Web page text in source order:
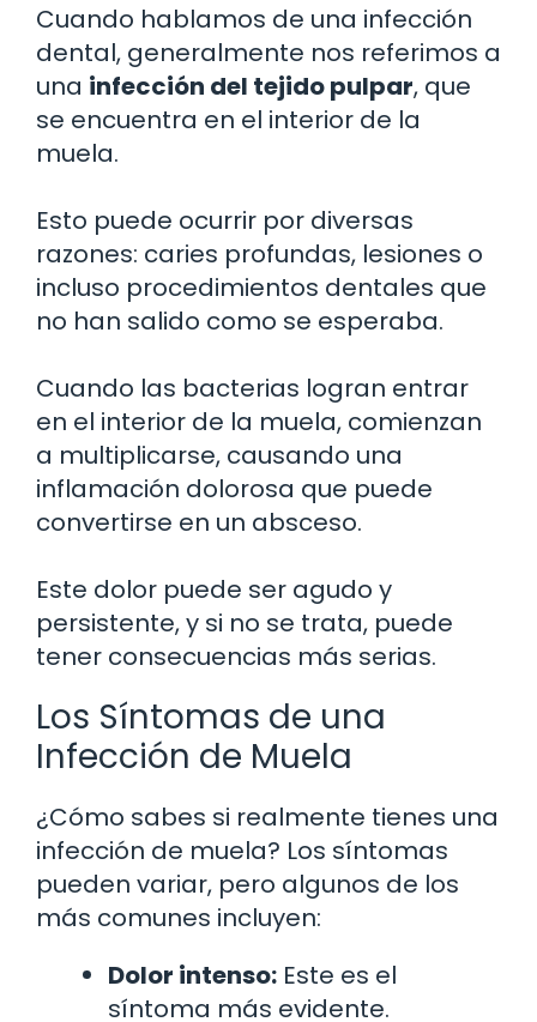
Cuando hablamos de una infección
dental, generalmente nos referimos a
una infección del tejido pulpar, que
se encuentra en el interior de la
muela.
Esto puede ocurrir por diversas
razones: caries profundas, lesiones o
incluso procedimientos dentales que
no han salido como se esperaba.
Cuando las bacterias logran entrar
en el interior de la muela, comienzan
a multiplicarse, causando una
inflamación dolorosa que puede
convertirse en un absceso.
Este dolor puede ser agudo y
persistente, y si no se trata, puede
tener consecuencias más serias.
Los Síntomas de una
Infección de Muela
¿Cómo sabes si realmente tienes una
infección de muela? Los síntomas
pueden variar, pero algunos de los
más comunes incluyen:
Dolor intenso: Este es el
síntoma más evidente.